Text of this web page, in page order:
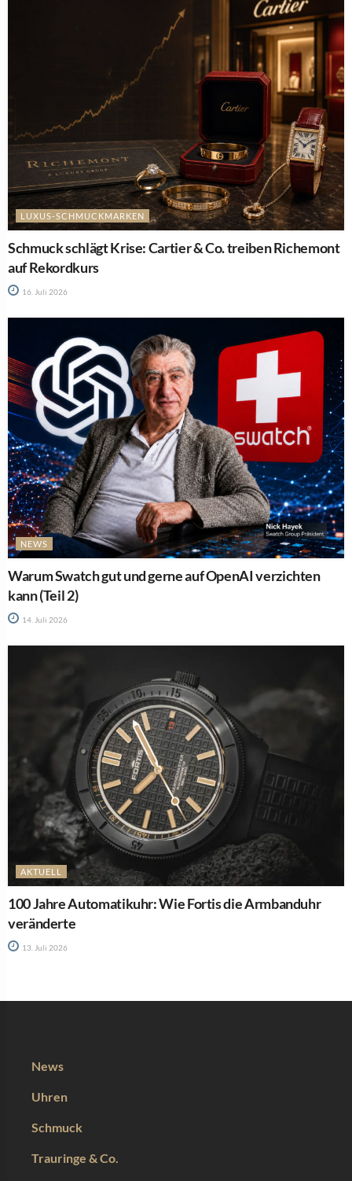
LUXUS-SCHMUCKMARKEN
Schmuck schlägt Krise: Cartier & Co. treiben Richemont
auf Rekordkurs
16. Juli 2026
NEWS
Warum Swatch gut und gerne auf OpenAI verzichten
kann (Teil 2)
14. Juli 2026
AKTUELL
100 Jahre Automatikuhr: Wie Fortis die Armbanduhr
veränderte
13. Juli 2026
News
Uhren
Schmuck
Trauringe & Co.